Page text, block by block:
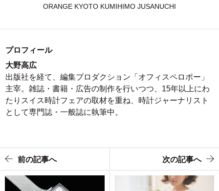
ORANGE KYOTO KUMIHIMO JUSANUCHI
プロフィール
大野高広
出版社を経て、編集プロダクション「オフィスペロポー」
主宰。雑誌・書籍・広告の制作を行いつつ、15年以上にわ
たりスイス時計フェアの取材を重ね、時計ジャーナリスト
として専門誌・一般誌に執筆中。
前の記事へ 次の記事へ